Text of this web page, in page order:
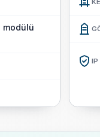
modülü
IP